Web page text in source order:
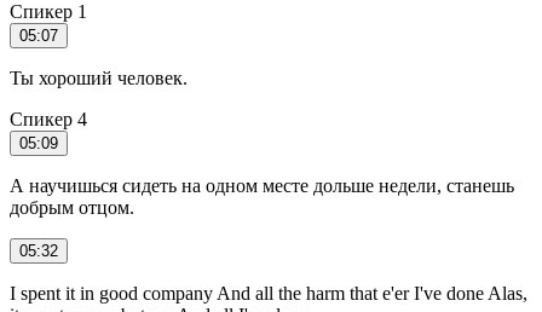
Спикер 1
05:07
Ты хороший человек.
Спикер 4
05:09
А научишься сидеть на одном месте дольше недели, станешь
добрым отцом.
05:32
I spent it in good company And all the harm that e'er I've done Alas,